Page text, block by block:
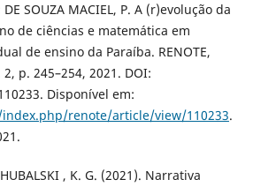
DE SOUZA MACIEL, P. A (r)evolução da
de ciências e matemática em
de ensino da Paraíba. RENOTE,
p. 245–254, 2021. DOI:
Disponível em:
renote/article/view/110233.
, K. G. (2021). Narrativa